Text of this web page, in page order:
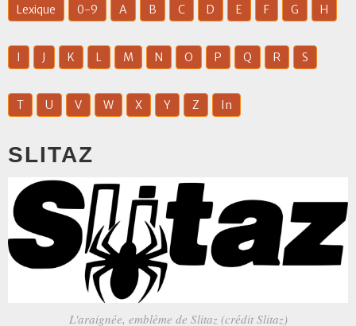
Lexique 0-9 A B C D E F G H
I J K L M N O P Q R S
T U V W X Y Z In
SLITAZ
L'araignée, emblème de Slitaz (crédit Slitaz)